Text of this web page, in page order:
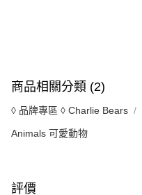
商品相關分類 (2)
◊ 品牌專區 ◊ Charlie Bears
Animals 可愛動物
評價